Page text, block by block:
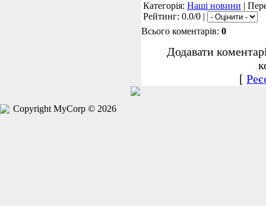
Категорія: Наші новини |
Рейтинг: 0.0/0 |
Всього коментарів: 0
Додавати
[
Copyright MyCorp © 2026